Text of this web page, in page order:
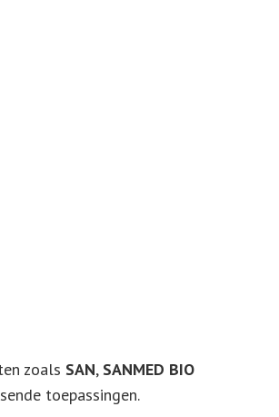
zoals SAN, SANMED BIO
toepassingen.